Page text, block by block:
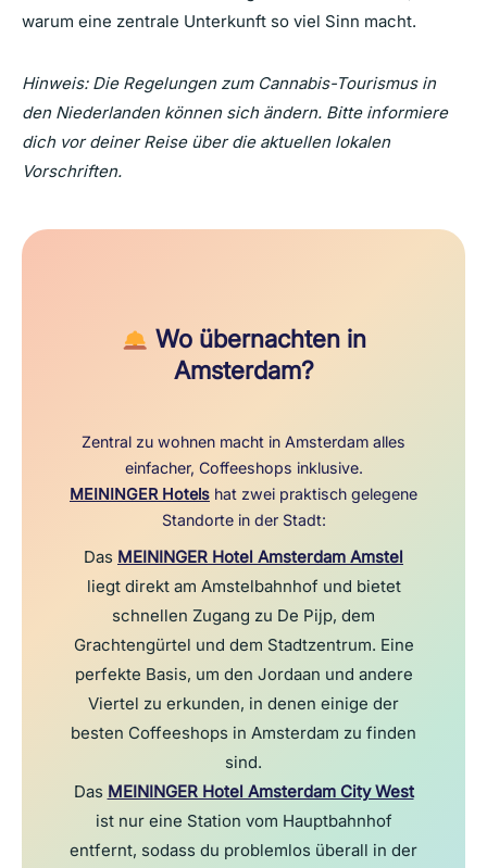
warum eine zentrale Unterkunft so viel Sinn macht.
Hinweis: Die Regelungen zum Cannabis-Tourismus in
den Niederlanden können sich ändern. Bitte informiere
dich vor deiner Reise über die aktuellen lokalen
Vorschriften.
Wo übernachten in
Amsterdam?
Zentral zu wohnen macht in Amsterdam alles
einfacher, Coffeeshops inklusive.
MEININGER Hotels hat zwei praktisch gelegene
Standorte in der Stadt:
Das MEININGER Hotel Amsterdam Amstel
liegt direkt am Amstelbahnhof und bietet
schnellen Zugang zu De Pijp, dem
Grachtengürtel und dem Stadtzentrum. Eine
perfekte Basis, um den Jordaan und andere
Viertel zu erkunden, in denen einige der
besten Coffeeshops in Amsterdam zu finden
sind.
Das MEININGER Hotel Amsterdam City West
ist nur eine Station vom Hauptbahnhof
entfernt, sodass du problemlos überall in der